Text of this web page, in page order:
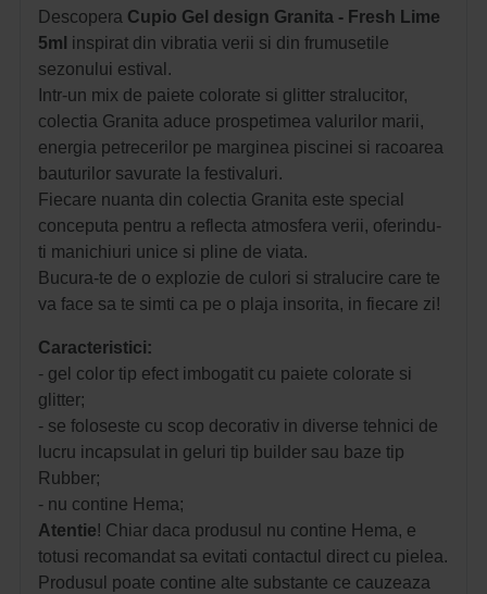
Descopera Cupio Gel design Granita - Fresh Lime
5ml inspirat din vibratia verii si din frumusetile
sezonului estival.
Intr-un mix de paiete colorate si glitter stralucitor,
colectia Granita aduce prospetimea valurilor marii,
energia petrecerilor pe marginea piscinei si racoarea
bauturilor savurate la festivaluri.
Fiecare nuanta din colectia Granita este special
conceputa pentru a reflecta atmosfera verii, oferindu-
ti manichiuri unice si pline de viata.
Bucura-te de o explozie de culori si stralucire care te
va face sa te simti ca pe o plaja insorita, in fiecare zi!
Caracteristici:
- gel color tip efect imbogatit cu paiete colorate si
glitter;
- se foloseste cu scop decorativ in diverse tehnici de
lucru incapsulat in geluri tip builder sau baze tip
Rubber;
- nu contine Hema;
Atentie! Chiar daca produsul nu contine Hema, e
totusi recomandat sa evitati contactul direct cu pielea.
Produsul poate contine alte substante ce cauzeaza